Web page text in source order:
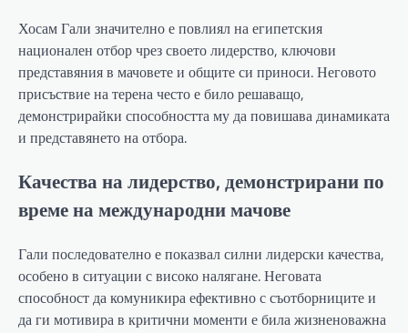
Хосам Гали значително е повлиял на египетския
национален отбор чрез своето лидерство, ключови
представяния в мачовете и общите си приноси. Неговото
присъствие на терена често е било решаващо,
демонстрирайки способността му да повишава динамиката
и представянето на отбора.
Качества на лидерство, демонстрирани по
време на международни мачове
Гали последователно е показвал силни лидерски качества,
особено в ситуации с високо налягане. Неговата
способност да комуникира ефективно с съотборниците и
да ги мотивира в критични моменти е била жизненоважна